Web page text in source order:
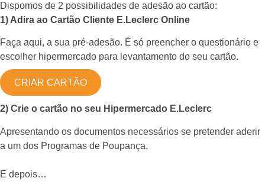
Dispomos de 2 possibilidades de adesão ao cartão:
1) Adira ao Cartão Cliente E.Leclerc Online
Faça aqui, a sua pré-adesão. É só preencher o questionário e
escolher hipermercado para levantamento do seu cartão.
CRIAR CARTÃO
2) Crie o cartão no seu Hipermercado E.Leclerc
Apresentando os documentos necessários se pretender aderir
a um dos Programas de Poupança.
E depois…